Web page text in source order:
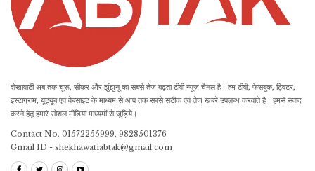
शेखावाटी अब तक चूरू, सीकर और झुंझुनू का सबसे तेज बढ़ता टीवी न्यूज़ चैनल है। हम टीवी, फेसबुक, ट्विटर,
इंस्टाग्राम, यूट्यूब एवं वेबसाइट के माध्यम से आप तक सबसे सटीक एवं तेज खबरें उपलब्ध करवाते है। हमसे संवाद
करने हेतु हमारे सोशल मीडिया माध्यमों से जुड़िये।
Contact No. 01572255999, 9828501376
Gmail ID - shekhawatiabtak@gmail.com